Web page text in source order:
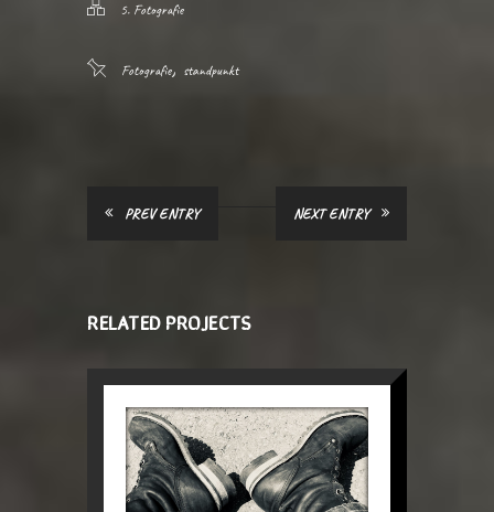
5. Fotografie
Fotografie, standpunkt
PREV ENTRY NEXT ENTRY
RELATED PROJECTS